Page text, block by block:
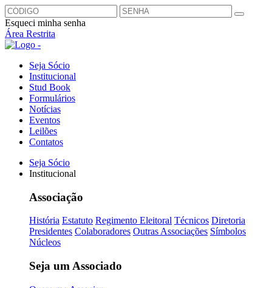
Esqueci minha senha
Área Restrita
Seja Sócio
Institucional
Stud Book
Formulários
Notícias
Eventos
Leilões
Contatos
Seja Sócio
Institucional
Associação
História Estatuto Regimento Eleitoral Técnicos Diretoria
Presidentes Colaboradores Outras Associações Símbolos
Núcleos
Seja um Associado